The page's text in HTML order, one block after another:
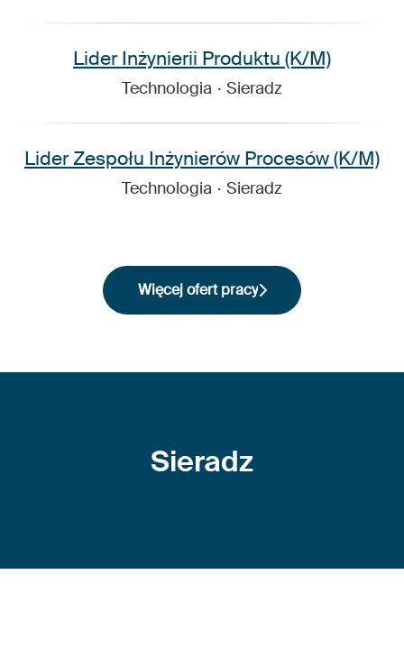
Lider Inżynierii Produktu (K/M)
Technologia · Sieradz
Lider Zespołu Inżynierów Procesów (K/M)
Technologia · Sieradz
Więcej ofert pracy
Sieradz